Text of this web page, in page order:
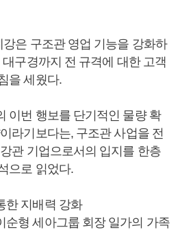
은 구조관 영업 기능을 강화하
구경까지 전 규격에 대한 고객
을 세웠다.
이번 행보를 단기적인 물량 확
라기보다는, 구조관 사업을 전
관 기업으로서의 입지를 한층
으로 읽었다.
한 지배력 강화
순형 세아그룹 회장 일가의 가족